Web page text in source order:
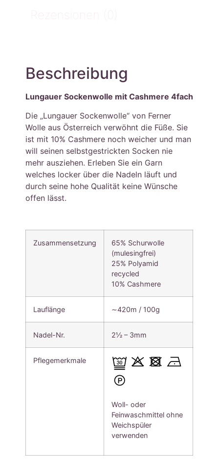
Rezensionen (0)
Beschreibung
Lungauer Sockenwolle mit Cashmere 4fach
Die „Lungauer Sockenwolle“ von Ferner
Wolle aus Österreich verwöhnt die Füße. Sie
ist mit 10% Cashmere noch weicher und man
will seinen selbstgestrickten Socken nie
mehr ausziehen. Erleben Sie ein Garn
welches locker über die Nadeln läuft und
durch seine hohe Qualität keine Wünsche
offen lässt.
Zusammensetzung
65% Schurwolle
(mulesingfrei)
25% Polyamid
recycled
10% Cashmere
Lauflänge ∼420m / 100g
Nadel-Nr. 2½ – 3mm
Pflegemerkmale
Woll- oder
Feinwaschmittel ohne
Weichspüler
verwenden